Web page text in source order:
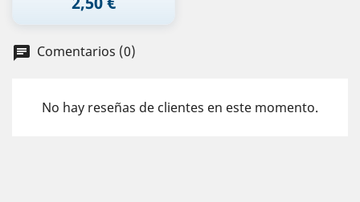
chat Comentarios (0)
No hay reseñas de clientes en este momento.